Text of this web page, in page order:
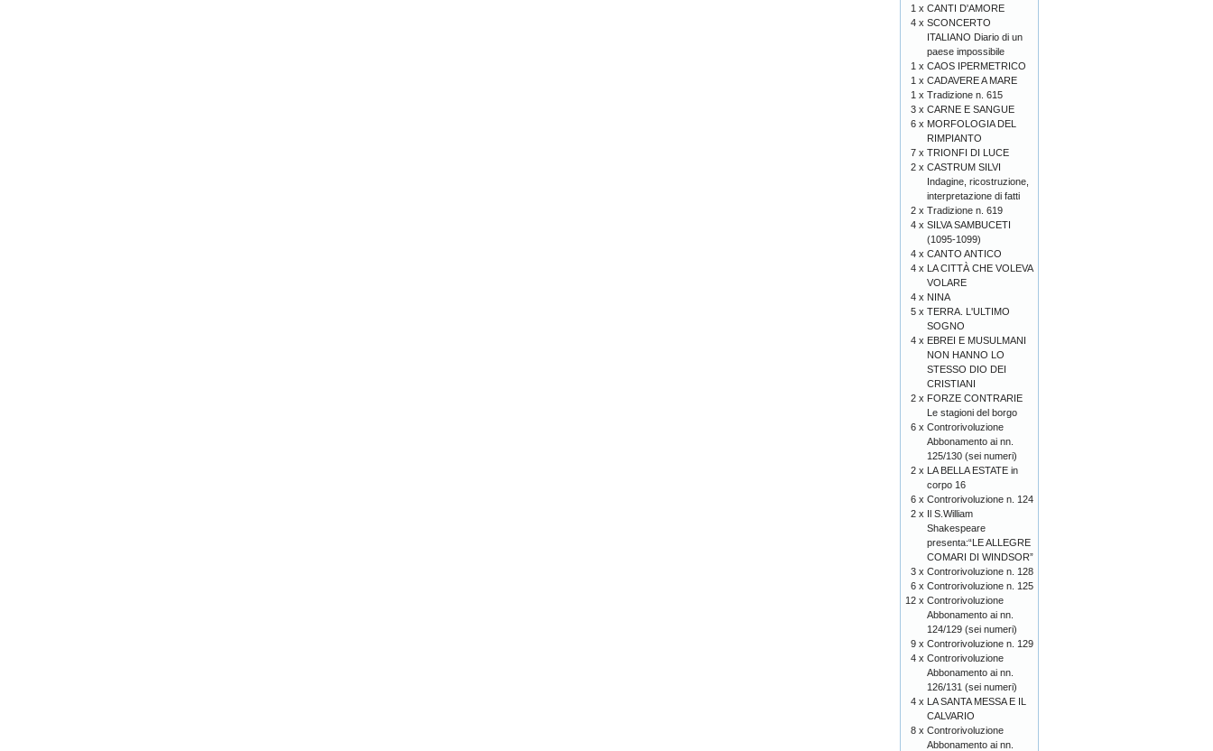
1 x CANTI D'AMORE
4 x SCONCERTO
ITALIANO Diario di un
paese impossibile
1 x CAOS IPERMETRICO
1 x CADAVERE A MARE
1 x Tradizione n. 615
3 x CARNE E SANGUE
6 x MORFOLOGIA DEL
RIMPIANTO
7 x TRIONFI DI LUCE
2 x CASTRUM SILVI
Indagine, ricostruzione,
interpretazione di fatti
2 x Tradizione n. 619
4 x SILVA SAMBUCETI
(1095-1099)
4 x CANTO ANTICO
4 x LA CITTÀ CHE VOLEVA
VOLARE
4 x NINA
5 x TERRA. L'ULTIMO
SOGNO
4 x EBREI E MUSULMANI
NON HANNO LO
STESSO DIO DEI
CRISTIANI
2 x FORZE CONTRARIE
Le stagioni del borgo
6 x Controrivoluzione
Abbonamento ai nn.
125/130 (sei numeri)
2 x LA BELLA ESTATE in
corpo 16
6 x Controrivoluzione n. 124
2 x Il S.William
Shakespeare
presenta:“LE ALLEGRE
COMARI DI WINDSOR”
3 x Controrivoluzione n. 128
6 x Controrivoluzione n. 125
12 x Controrivoluzione
Abbonamento ai nn.
124/129 (sei numeri)
9 x Controrivoluzione n. 129
4 x Controrivoluzione
Abbonamento ai nn.
126/131 (sei numeri)
4 x LA SANTA MESSA E IL
CALVARIO
8 x Controrivoluzione
Abbonamento ai nn.